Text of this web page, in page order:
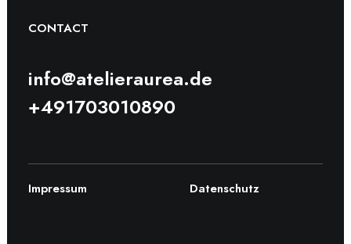
CONTACT
info@atelieraurea.de
+491703010890
Impressum Datenschutz